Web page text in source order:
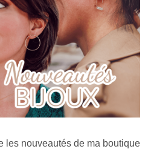
les nouveautés de ma boutique